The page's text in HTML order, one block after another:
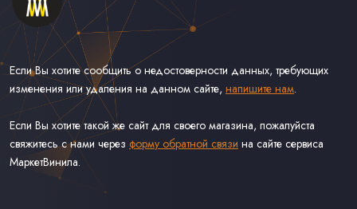
Если Вы хотите сообщить о недостоверности данных, требующих
изменения или удаления на данном сайте, напишите нам.
Если Вы хотите такой же сайт для своего магазина, пожалуйста
свяжитесь с нами через форму обратной связи на сайте сервиса
МаркетВинила.
Каталог Винила, CD и Кассет